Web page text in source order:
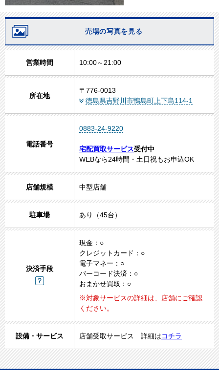
売場の写真を見る
3
営業時間 10:00～21:00
所在地
〒776-0013
徳島県吉野川市鴨島町上下島114-1
電話番号
0883-24-9220
宅配買取サービス受付中
WEBなら24時間・土日祝もお申込OK
店舗規模 中型店舗
駐車場 あり（45台）
決済手段
現金：○
クレジットカード：○
電子マネー：○
バーコード決済：○
おまかせ買取：○
※対象サービスの詳細は、店舗にご確認
ください。
設備・サービス 店舗受取サービス 詳細はコチラ